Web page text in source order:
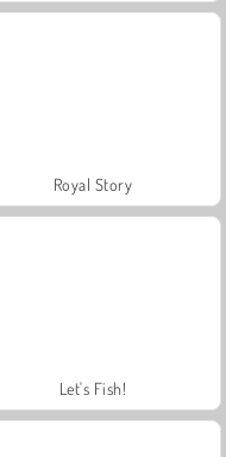
Royal Story
Let's Fish!